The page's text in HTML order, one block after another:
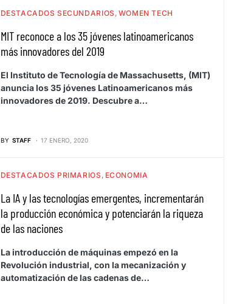
DESTACADOS SECUNDARIOS WOMEN TECH
MIT reconoce a los 35 jóvenes latinoamericanos
más innovadores del 2019
El Instituto de Tecnología de Massachusetts, (MIT)
anuncia los 35 jóvenes Latinoamericanos más
innovadores de 2019. Descubre a…
BY STAFF 17 ENERO, 2020
DESTACADOS PRIMARIOS ECONOMIA
La IA y las tecnologías emergentes, incrementarán
la producción económica y potenciarán la riqueza
de las naciones
La introducción de máquinas empezó en la
Revolución industrial, con la mecanización y
automatización de las cadenas de…